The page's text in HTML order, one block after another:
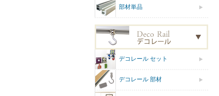
部材単品
デコレール セット
デコレール 部材